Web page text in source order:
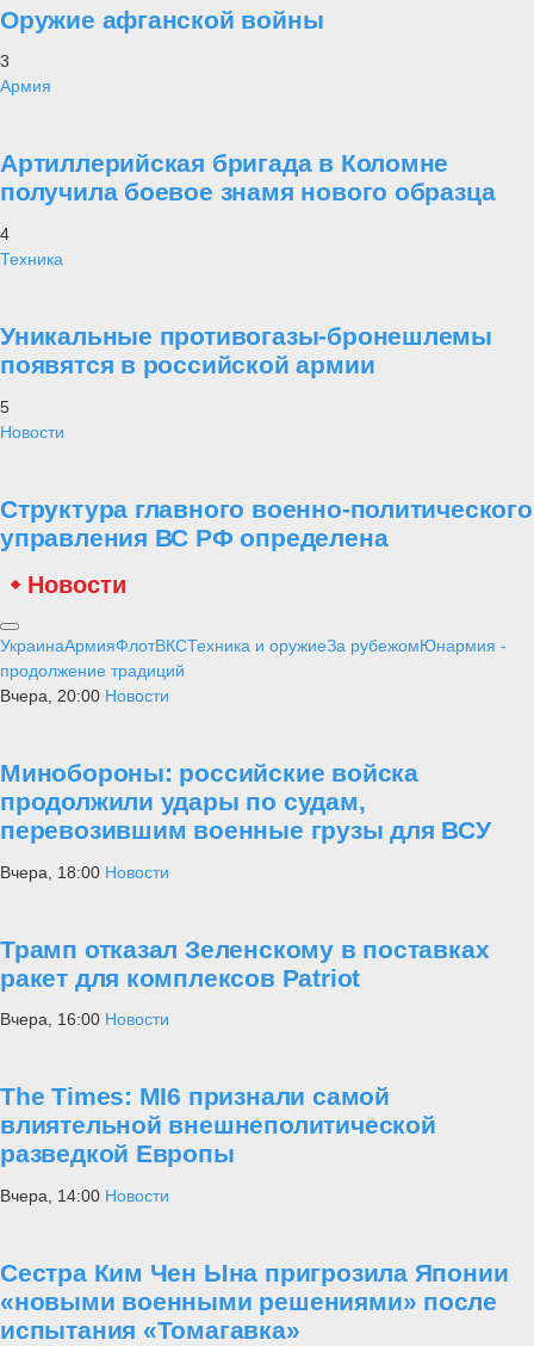
Оружие афганской войны
3
Армия
Артиллерийская бригада в Коломне
получила боевое знамя нового образца
4
Техника
Уникальные противогазы-бронешлемы
появятся в российской армии
5
Новости
Структура главного военно-политического
управления ВС РФ определена
Новости
УкраинаАрмияФлотВКСТехника и оружиеЗа рубежомЮнармия -
продолжение традиций
Вчера, 20:00 Новости
Минобороны: российские войска
продолжили удары по судам,
перевозившим военные грузы для ВСУ
Вчера, 18:00 Новости
Трамп отказал Зеленскому в поставках
ракет для комплексов Patriot
Вчера, 16:00 Новости
The Times: MI6 признали самой
влиятельной внешнеполитической
разведкой Европы
Вчера, 14:00 Новости
Сестра Ким Чен Ына пригрозила Японии
«новыми военными решениями» после
испытания «Томагавка»